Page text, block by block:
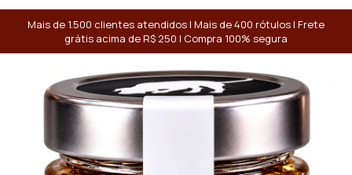
Mais de 1.500 clientes atendidos | Mais de 400 rótulos | Frete
grátis acima de R$ 250 | Compra 100% segura